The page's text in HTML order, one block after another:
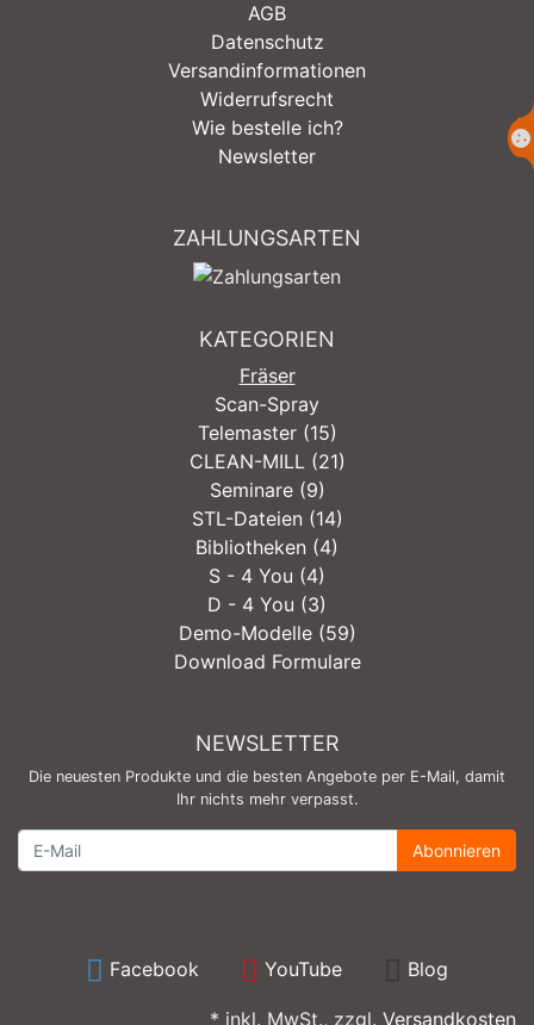
AGB
Datenschutz
Versandinformationen
Widerrufsrecht
Wie bestelle ich?
Newsletter
ZAHLUNGSARTEN
KATEGORIEN
Fräser
Scan-Spray
Telemaster (15)
CLEAN-MILL (21)
Seminare (9)
STL-Dateien (14)
Bibliotheken (4)
S - 4 You (4)
D - 4 You (3)
Demo-Modelle (59)
Download Formulare
NEWSLETTER
Die neuesten Produkte und die besten Angebote per E-Mail, damit
Ihr nichts mehr verpasst.
Abonnieren
Facebook YouTube Blog
* inkl. MwSt., zzgl. Versandkosten